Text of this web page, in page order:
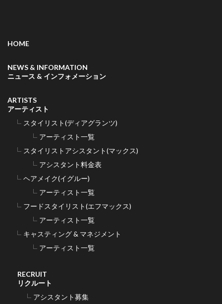
HOME
NEWS & INFORMATION
ニュース & インフォメーション
ARTISTS
アーティスト
スタイリスト(ディアグランツ)
アーティスト一覧
スタイリストアシスタント(マックス)
アシスタント料金表
ヘアメイク(イグルー)
アーティスト一覧
フードスタイリスト(エフマックス)
アーティスト一覧
キャスティング & マネジメント
アーティスト一覧
RECRUIT
リクルート
アシスタント募集